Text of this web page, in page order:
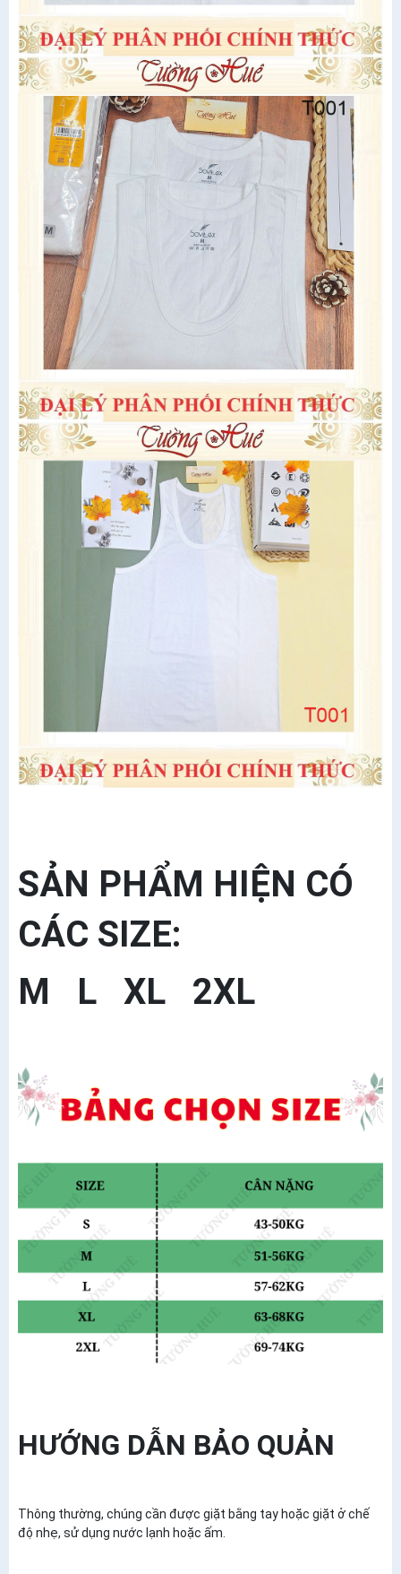
SẢN PHẨM HIỆN CÓ
CÁC SIZE:
M L XL 2XL
HƯỚNG DẪN BẢO QUẢN
Thông thường, chúng cần được giặt bằng tay hoặc giặt ở chế
độ nhẹ, sử dụng nước lạnh hoặc ấm.